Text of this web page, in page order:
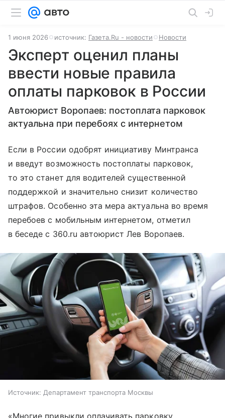
1 июня 2026 источник: Газета.Ru - новости Новости
Эксперт оценил планы
ввести новые правила
оплаты парковок в России
Автоюрист Воропаев: постоплата парковок
актуальна при перебоях с интернетом
Если в России одобрят инициативу Минтранса
и введут возможность постоплаты парковок,
то это станет для водителей существенной
поддержкой и значительно снизит количество
штрафов. Особенно эта мера актуальна во время
перебоев с мобильным интернетом, отметил
в беседе с 360.ru автоюрист Лев Воропаев.
Источник: Департамент транспорта Москвы